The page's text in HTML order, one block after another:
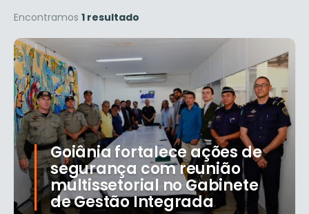
Encontramos 1 resultado
Goiânia fortalece ações de
segurança com reunião
multissetorial no Gabinete
de Gestão Integrada